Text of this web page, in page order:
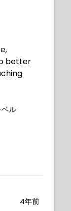
better
ル
4年前